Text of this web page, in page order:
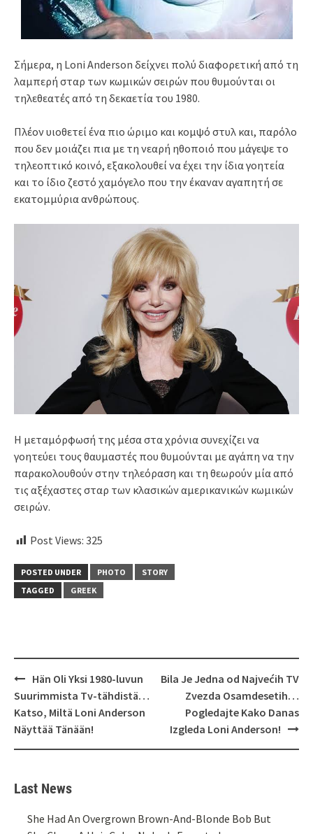
Σήμερα, η Loni Anderson δείχνει πολύ διαφορετική από τη
λαμπερή σταρ των κωμικών σειρών που θυμούνται οι
τηλεθεατές από τη δεκαετία του 1980.
Πλέον υιοθετεί ένα πιο ώριμο και κομψό στυλ και, παρόλο
που δεν μοιάζει πια με τη νεαρή ηθοποιό που μάγεψε το
τηλεοπτικό κοινό, εξακολουθεί να έχει την ίδια γοητεία
και το ίδιο ζεστό χαμόγελο που την έκαναν αγαπητή σε
εκατομμύρια ανθρώπους.
Η μεταμόρφωσή της μέσα στα χρόνια συνεχίζει να
γοητεύει τους θαυμαστές που θυμούνται με αγάπη να την
παρακολουθούν στην τηλεόραση και τη θεωρούν μία από
τις αξέχαστες σταρ των κλασικών αμερικανικών κωμικών
σειρών.
Post Views: 325
POSTED UNDER PHOTO
STORY
TAGGED
GREEK
Post
navigation
Hän Oli Yksi 1980-luvun
Suurimmista Tv-tähdistä…
Katso, Miltä Loni Anderson
Näyttää Tänään!
Bila Je Jedna od Najvećih TV
Zvezda Osamdesetih…
Pogledajte Kako Danas
Izgleda Loni Anderson!
Last News
She Had An Overgrown Brown-And-Blonde Bob But